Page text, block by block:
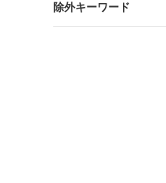
除外キーワード